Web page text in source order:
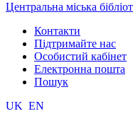
Центральна міська
Контакти
Підтримайте нас
Особистий кабінет
Електронна пошта
Пошук
UK EN